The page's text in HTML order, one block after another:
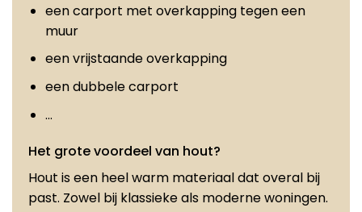
een carport met overkapping tegen een
muur
een vrijstaande overkapping
een dubbele carport
…
Het grote voordeel van hout?
Hout is een heel warm materiaal dat overal bij
past. Zowel bij klassieke als moderne woningen.